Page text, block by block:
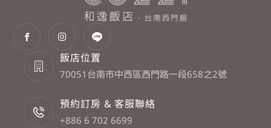
飯店位置
70051台南市中西區西門路一段658之2號
預約訂房 & 客服聯絡
+886 6 702 6699